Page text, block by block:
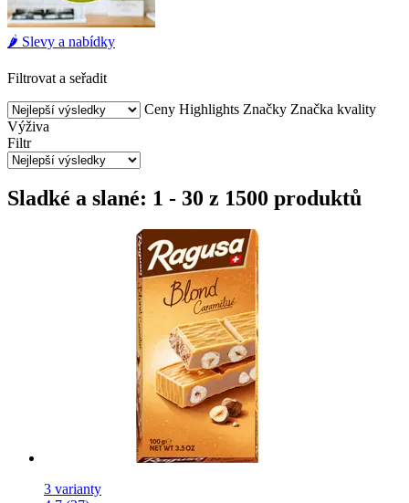
🌶️ Slevy a nabídky
Filtrovat a seřadit
Ceny Highlights Značky Značka kvality
Výživa
Filtr
Sladké a slané: 1 - 30 z 1500 produktů
3 varianty